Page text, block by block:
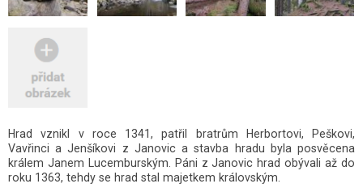
Hrad vznikl v roce 1341, patřil bratrům Herbortovi, Peškovi,
Vavřinci a Jenšíkovi z Janovic a stavba hradu byla posvěcena
králem Janem Lucemburským. Páni z Janovic hrad obývali až do
roku 1363, tehdy se hrad stal majetkem královským.